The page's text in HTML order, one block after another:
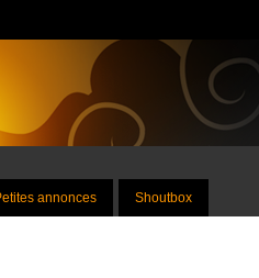
annonces Shoutbox